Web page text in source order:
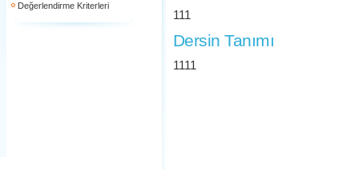
Değerlendirme Kriterleri
111
Dersin Tanımı
1111